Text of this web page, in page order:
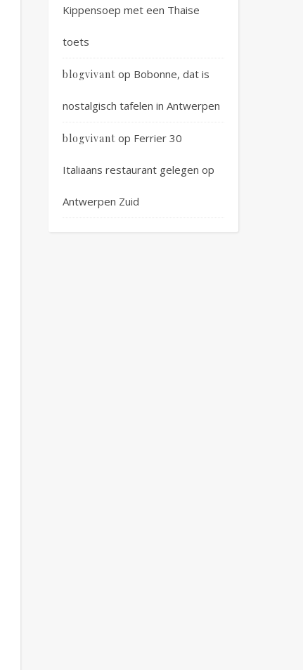
Kippensoep met een Thaise
toets
blogvivant op Bobonne, dat is
nostalgisch tafelen in Antwerpen
blogvivant op Ferrier 30
Italiaans restaurant gelegen op
Antwerpen Zuid